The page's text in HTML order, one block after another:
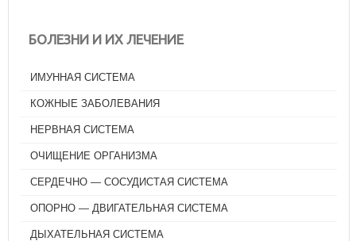
БОЛЕЗНИ И ИХ ЛЕЧЕНИЕ
ИМУННАЯ СИСТЕМА
КОЖНЫЕ ЗАБОЛЕВАНИЯ
НЕРВНАЯ СИСТЕМА
ОЧИЩЕНИЕ ОРГАНИЗМА
СЕРДЕЧНО — СОСУДИСТАЯ СИСТЕМА
ОПОРНО — ДВИГАТЕЛЬНАЯ СИСТЕМА
ДЫХАТЕЛЬНАЯ СИСТЕМА